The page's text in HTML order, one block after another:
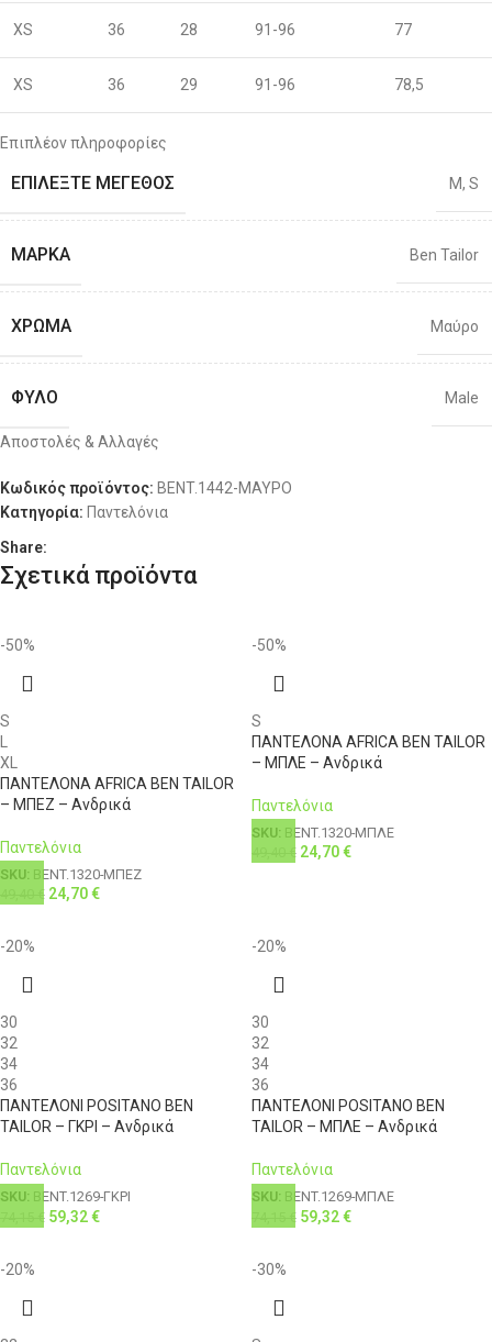
XS 36 28 91-96 77
XS 36 29 91-96 78,5
S 38
S 40
M 83
L 46 34 106-111 88
XXL 54 42
3XL 121-126
4XL 126-131
Επιπλέον πληροφορίες
ΕΠΙΛΈΞΤΕ ΜΈΓΕΘΟΣ M, S
ΜΆΡΚΑ Ben Tailor
ΧΡΏΜΑ Μαύρο
ΦΎΛΟ Male
Αποστολές & Αλλαγές
Κωδικός προϊόντος: BENT.1442-ΜΑΥΡΟ
Κατηγορία: Παντελόνια
Share:
Σχετικά προϊόντα
-50%
S
L
XL
ΠΑΝΤΕΛΟΝΑ AFRICA BEN TAILOR
– ΜΠΕΖ – Ανδρικά
Παντελόνια
SKU: BENT.1320-ΜΠΕΖ
€ 24,70€
-50%
S
ΠΑΝΤΕΛΟΝΑ AFRICA BEN TAILOR
– ΜΠΛΕ – Ανδρικά
Παντελόνια
SKU: BENT.1320-ΜΠΛΕ
€ 24,70€
-20%
30
32
34
36
ΠΑΝΤΕΛΟΝΙ POSITANO BEN
TAILOR – ΓΚΡΙ – Ανδρικά
Παντελόνια
SKU: BENT.1269-ΓΚΡΙ
€ 59,32€
-20%
30
32
34
36
ΠΑΝΤΕΛΟΝΙ POSITANO BEN
TAILOR – ΜΠΛΕ – Ανδρικά
Παντελόνια
SKU: BENT.1269-ΜΠΛΕ
€ 59,32€
-20% -30%